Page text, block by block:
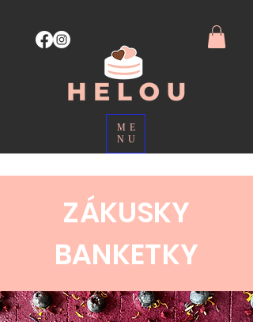
ME
NU
ZÁKUSKY
BANKETKY